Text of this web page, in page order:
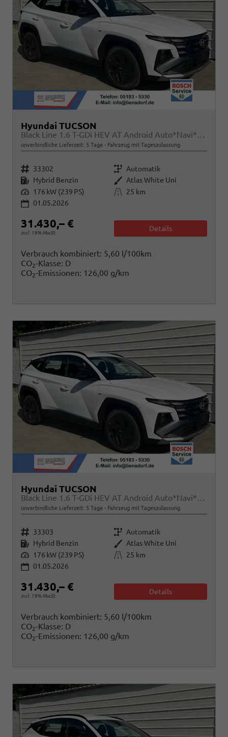
Hyundai TUCSON
Black Line 1.6 T-GDi HEV AT Android Auto*Navi*SHZ*Kamera*2Z Klimaauto*
unverbindliche Lieferzeit: 5 Tage Fahrzeug mit Tageszulassung
Fahrzeugnr. 33302 Getriebe Automatik
Kraftstoff Hybrid Benzin Außenfarbe Atlas White Uni
Leistung 176 kW (239 PS) Kilometerstand
25 km
01.05.2026
31.430,– €
incl. 19% MwSt.
Details
Verbrauch kombiniert: 5,60 l/100km
CO2-Klasse: D
CO2-Emissionen: 126,00 g/km
Hyundai TUCSON
Black Line 1.6 T-GDi HEV AT Android Auto*Navi*SHZ*Kamera*2Z Klimaauto*
unverbindliche Lieferzeit: 5 Tage Fahrzeug mit Tageszulassung
Fahrzeugnr. 33303 Getriebe Automatik
Kraftstoff Hybrid Benzin Außenfarbe Atlas White Uni
Leistung 176 kW (239 PS) Kilometerstand
25 km
01.05.2026
31.430,– €
incl. 19% MwSt.
Details
Verbrauch kombiniert: 5,60 l/100km
CO2-Klasse: D
CO2-Emissionen: 126,00 g/km